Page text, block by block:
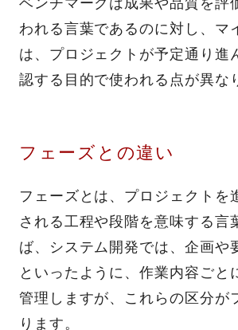
われる言葉であるのに対し、マ
は、プロジェクトが予定通り進
認する目的で使われる点が異な
フェーズとの違い
フェーズとは、プロジェクトを
される工程や段階を意味する言
ば、システム開発では、企画や
といったように、作業内容ごと
管理しますが、これらの区分が
ります。